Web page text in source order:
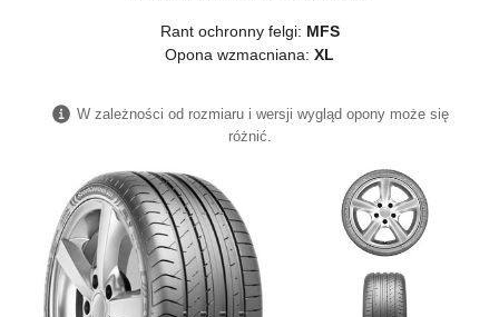
Rant ochronny felgi: MFS
Opona wzmacniana: XL
W zależności od rozmiaru i wersji wygląd opony może się
różnić.